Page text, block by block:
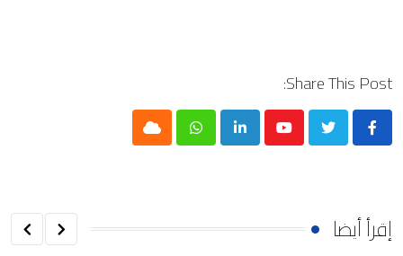
Share This Post:
Youtube
LinkedIn
Whatsapp
Cloud
إقرأ أيضا